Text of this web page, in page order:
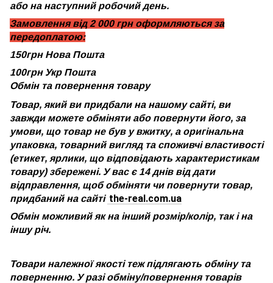
або на наступний робочий день.
Замовлення від 2 000 грн оформляються за
передоплатою:
150грн Нова Пошта
100грн Укр Пошта
Обмін та повернення товару
Товар, який ви придбали на нашому сайті, ви
завжди можете обміняти або повернути його, за
умови, що товар не був у вжитку, а оригінальна
упаковка, товарний вигляд та споживчі властивості
(етикет, ярлики, що відповідають характеристикам
товару) збережені. У вас є 14 днів від дати
відправлення, щоб обміняти чи повернути товар,
придбаний на сайті the-real.com.ua
Обмін можливий як на інший розмір/колір, так і на
іншу річ.
Товари належної якості теж підлягають обміну та
поверненню. У разі обміну/повернення товарів